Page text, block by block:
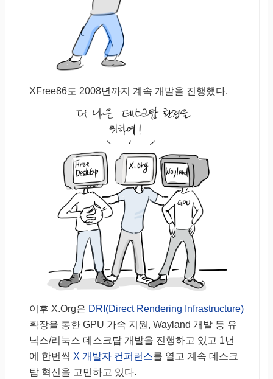
XFree86도 2008년까지 계속 개발을 진행했다.
이후 X.Org은 DRI(Direct Rendering Infrastructure)
확장을 통한 GPU 가속 지원, Wayland 개발 등 유
닉스/리눅스 데스크탑 개발을 진행하고 있고 1년
에 한번씩 X 개발자 컨퍼런스를 열고 계속 데스크
탑 혁신을 고민하고 있다.